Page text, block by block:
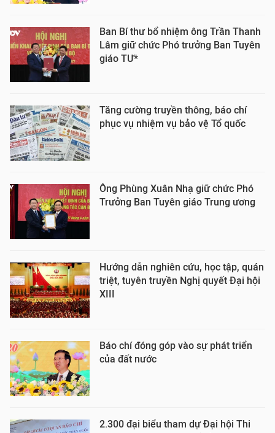
Ban Bí thư bổ nhiệm ông Trần Thanh
Lâm giữ chức Phó trưởng Ban Tuyên
giáo TƯ*
Tăng cường truyền thông, báo chí
phục vụ nhiệm vụ bảo vệ Tổ quốc
Ông Phùng Xuân Nhạ giữ chức Phó
Trưởng Ban Tuyên giáo Trung ương
Hướng dẫn nghiên cứu, học tập, quán
triệt, tuyên truyền Nghị quyết Đại hội
XIII
Báo chí đóng góp vào sự phát triển
của đất nước
2.300 đại biểu tham dự Đại hội Thi